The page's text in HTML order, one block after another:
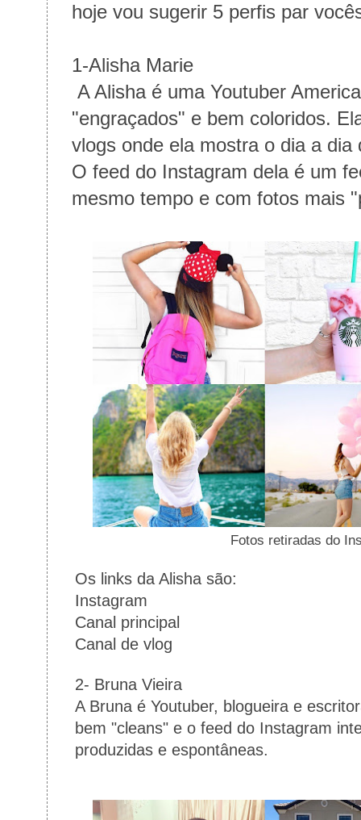
hoje vou sugerir 5 perfis par
1-Alisha Marie
A Alisha é uma Youtuber
"engraçados" e bem coloridos.
vlogs onde ela mostra o dia a dia
O feed do Instagram dela é um
mesmo tempo e com fotos mais
Fotos retiradas do
Os links da Alisha são:
Instagram
Canal principal
Canal de vlog
2- Bruna Vieira
A Bruna é Youtuber, blogueira e
bem "cleans" e o feed do Instagram
produzidas e espontâneas.